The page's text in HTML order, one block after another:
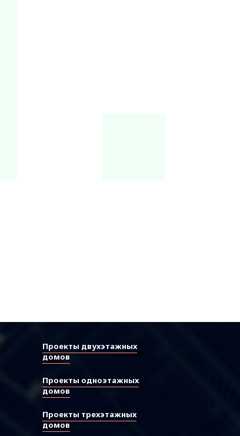
Проекты двухэтажных
домов
Проекты одноэтажных
домов
Проекты трехэтажных
домов